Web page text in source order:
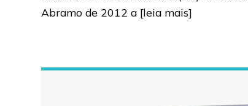
Abramo de 2012 a [leia mais]